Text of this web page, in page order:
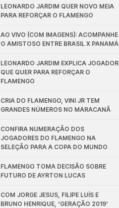
LEONARDO JARDIM QUER NOVO MEIA
PARA REFORÇAR O FLAMENGO
AO VIVO (COM IMAGENS): ACOMPANHE
O AMISTOSO ENTRE BRASIL X PANAMÁ
LEONARDO JARDIM EXPLICA JOGADOR
QUE QUER PARA REFORÇAR O
FLAMENGO
CRIA DO FLAMENGO, VINI JR TEM
GRANDES NÚMEROS NO MARACANÃ
CONFIRA NUMERAÇÃO DOS
JOGADORES DO FLAMENGO NA
SELEÇÃO PARA A COPA DO MUNDO
FLAMENGO TOMA DECISÃO SOBRE
FUTURO DE AYRTON LUCAS
COM JORGE JESUS, FILIPE LUÍS E
BRUNO HENRIQUE, ‘GERAÇÃO 2019’